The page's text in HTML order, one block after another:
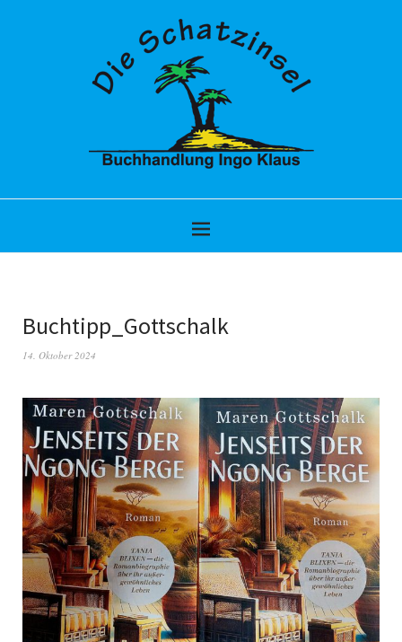
Buchtipp_Gottschalk
14. Oktober 2024